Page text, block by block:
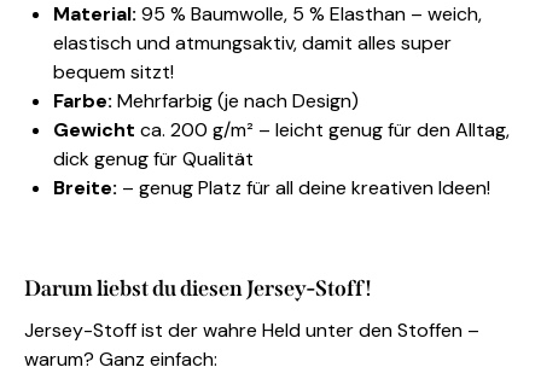
Material: 95 % Baumwolle, 5 % Elasthan – weich,
elastisch und atmungsaktiv, damit alles super
bequem sitzt!
Farbe: Mehrfarbig (je nach Design)
Gewicht ca. 200 g/m² – leicht genug für den Alltag,
dick genug für Qualität
Breite: – genug Platz für all deine kreativen Ideen!
Darum liebst du diesen Jersey-Stoff!
Jersey-Stoff ist der wahre Held unter den Stoffen –
warum? Ganz einfach: